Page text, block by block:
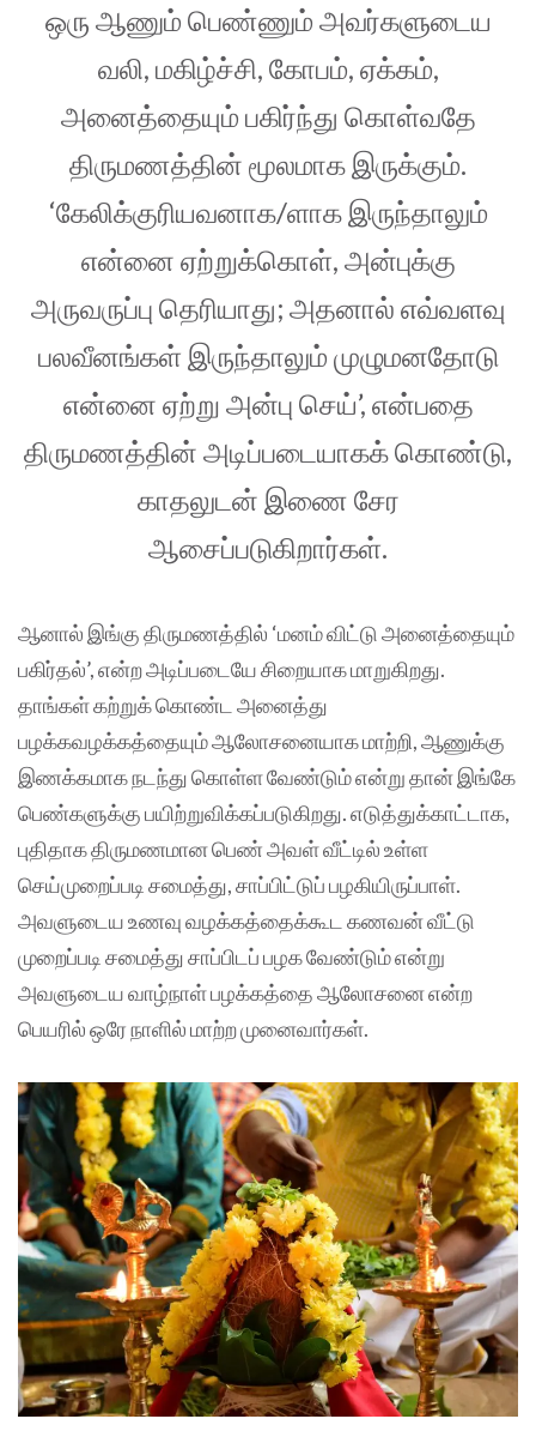
ஒரு ஆணும் பெண்ணும் அவர்களுடைய
வலி, மகிழ்ச்சி, கோபம், ஏக்கம்,
அனைத்தையும் பகிர்ந்து கொள்வதே
திருமணத்தின் மூலமாக இருக்கும்.
‘கேலிக்குரியவனாக/ளாக இருந்தாலும்
என்னை ஏற்றுக்கொள், அன்புக்கு
அருவருப்பு தெரியாது; அதனால் எவ்வளவு
பலவீனங்கள் இருந்தாலும் முழுமனதோடு
என்னை ஏற்று அன்பு செய்’, என்பதை
திருமணத்தின் அடிப்படையாகக் கொண்டு,
காதலுடன் இணை சேர
ஆசைப்படுகிறார்கள்.
ஆனால் இங்கு திருமணத்தில் ‘மனம் விட்டு அனைத்தையும்
பகிர்தல்’, என்ற அடிப்படையே சிறையாக மாறுகிறது.
தாங்கள் கற்றுக் கொண்ட அனைத்து
பழக்கவழக்கத்தையும் ஆலோசனையாக மாற்றி, ஆணுக்கு
இணக்கமாக நடந்து கொள்ள வேண்டும் என்று தான் இங்கே
பெண்களுக்கு பயிற்றுவிக்கப்படுகிறது. எடுத்துக்காட்டாக,
புதிதாக திருமணமான பெண் அவள் வீட்டில் உள்ள
செய்முறைப்படி சமைத்து, சாப்பிட்டுப் பழகியிருப்பாள்.
அவளுடைய உணவு வழக்கத்தைக்கூட கணவன் வீட்டு
முறைப்படி சமைத்து சாப்பிடப் பழக வேண்டும் என்று
அவளுடைய வாழ்நாள் பழக்கத்தை ஆலோசனை என்ற
பெயரில் ஒரே நாளில் மாற்ற முனைவார்கள்.